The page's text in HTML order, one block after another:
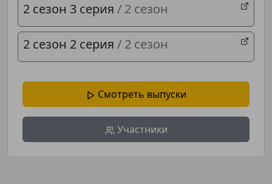
2 сезон 3 серия / 2 сезон
2 сезон 2 серия / 2 сезон
Смотреть выпуски
Участники